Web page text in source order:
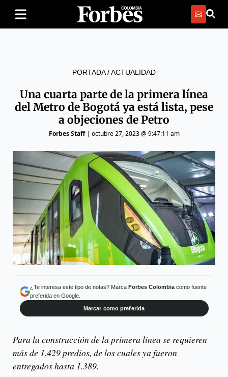
PORTADA/ACTUALIDAD
Una cuarta parte de la primera línea
del Metro de Bogotá ya está lista, pese
a objeciones de Petro
Forbes Staff| octubre 27, 2023 @ 9:47:11 am
¿Te interesa este tipo de notas? Marca Forbes Colombiacomo fuente
preferida en Google.
Marcar como preferida
Para la construcción de la primera linea se requieren
más de 1.429 predios, de los cuales ya fueron
entregados hasta 1.389.